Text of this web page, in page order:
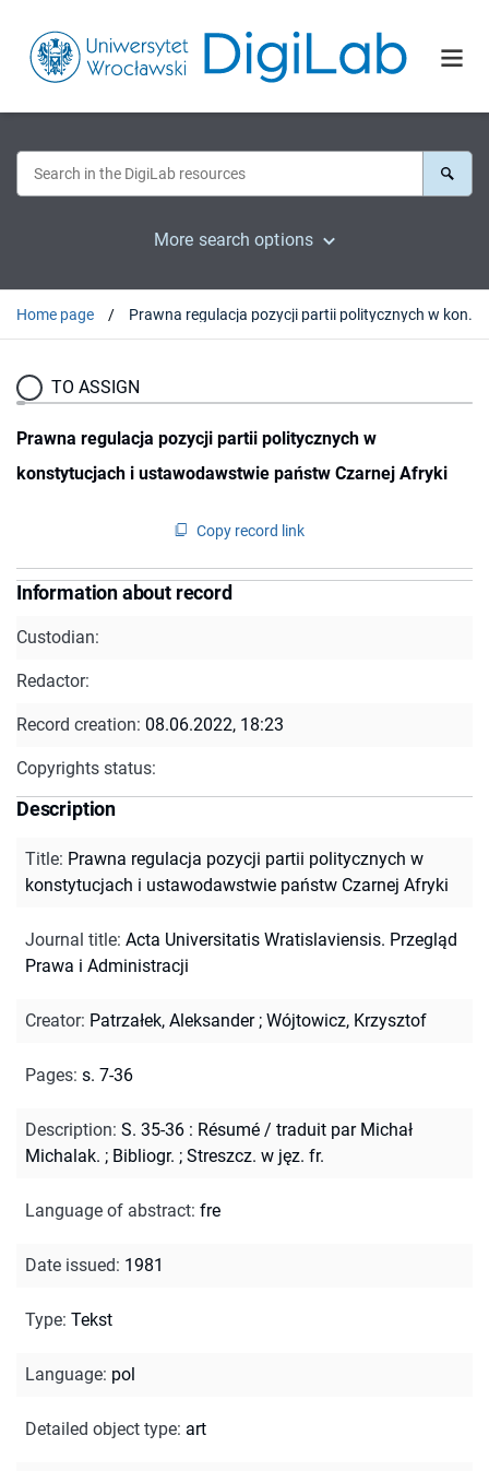
More search options
Home page Prawna regulacja pozycji partii politycznych w konstytucjach i ustawodawstwie państw Czarnej Afryki
TO ASSIGN
Prawna regulacja pozycji partii politycznych w
konstytucjach i ustawodawstwie państw Czarnej Afryki
Copy record link
Information about record
Custodian:
Redactor:
Record creation: 08.06.2022, 18:23
Copyrights status:
Description
Title: Prawna regulacja pozycji partii politycznych w
konstytucjach i ustawodawstwie państw Czarnej Afryki
Journal title: Acta Universitatis Wratislaviensis. Przegląd
Prawa i Administracji
Creator: Patrzałek, Aleksander; Wójtowicz, Krzysztof
Pages: s. 7-36
Description: S. 35-36 : Résumé / traduit par Michał
Michalak. ; Bibliogr. ; Streszcz. w jęz. fr.
Language of abstract: fre
Date issued: 1981
Type: Tekst
Language: pol
Detailed object type: art